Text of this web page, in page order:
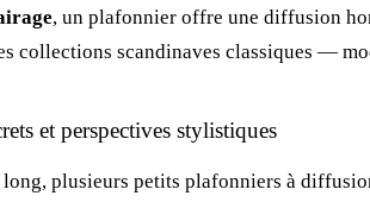
, un plafonnier offre une diffusion
collections scandinaves classiques —
et perspectives stylistiques
plusieurs petits plafonniers à